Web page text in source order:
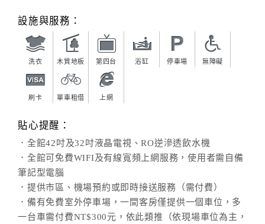
設施與服務：
洗衣 木質地板 第四台 浴缸 停車場 無障礙
刷卡 單車租借 上網
貼心提醒：
．全館42吋及32吋液晶電視、RO逆滲透飲水機
．全館可免費WIFI及有線寬頻上網服務，使用者需自備
筆記型電腦
．提供市區、機場預約或即時接送服務（需付費）
．備有免費室外停車場，一間客房僅提供一個車位，多
一台車需付費NT$300元，依此類推（依現場車位為主，